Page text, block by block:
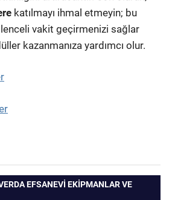
katılmayı ihmal etmeyin; bu
vakit geçirmenizi sağlar
kazanmanıza yardımcı olur.
EFSANEVI EKIPMANLAR VE